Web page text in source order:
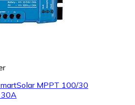
MPPT 100/30
30A